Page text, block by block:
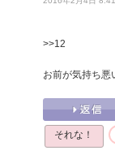
>>12
お前が気持ち悪
それな！